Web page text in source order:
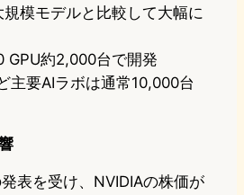
模モデルと比較して大幅に
GPU約2,000台で開発
主要AIラボは通常10,000台
表を受け、NVIDIAの株価が